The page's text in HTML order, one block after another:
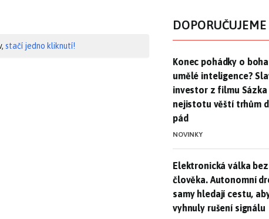
stačí jedno kliknutí!
DOPORUČUJEME
Konec pohádky o
Konec pohádky o
umělé inteligence?
investor z filmu Sázka
nejistotu věští trhům
pád
NOVINKY
Elektronická válka
Elektronická válka bez
člověka. Autonomní
samy hledají cestu,
vyhnuly rušení signálu